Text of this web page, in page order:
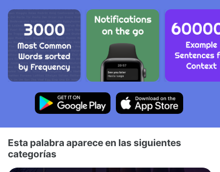
Esta palabra aparece en las siguientes
categorías